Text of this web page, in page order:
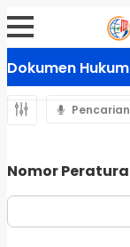
Dokumen Hukum
Nomor